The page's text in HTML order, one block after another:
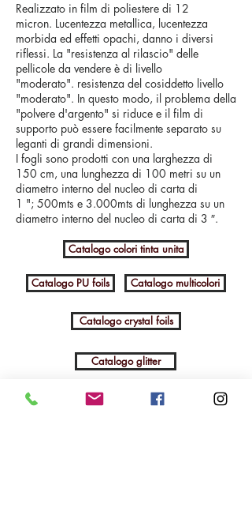
Realizzato in film di poliestere di 12
micron. Lucentezza metallica, lucentezza
morbida ed effetti opachi, danno i diversi
riflessi. La "resistenza al rilascio" delle
pellicole da vendere è di livello
"moderato". resistenza del cosiddetto livello
"moderato". In questo modo, il problema della
"polvere d'argento" si riduce e il film di
supporto può essere facilmente separato su
leganti di grandi dimensioni.
I fogli sono prodotti con una larghezza di
150 cm, una lunghezza di 100 metri su un
diametro interno del nucleo di carta di
1 "; 500mts e 3.000mts di lunghezza su un
diametro interno del nucleo di carta di 3 ″.
Catalogo colori tinta unita
Catalogo PU foils Catalogo multicolori
Catalogo crystal foils
Catalogo glitter